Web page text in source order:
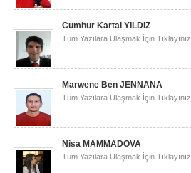
Cumhur Kartal YILDIZ
Tüm Yazılara Ulaşmak İçin Tıklayınız.
Marwene Ben JENNANA
Tüm Yazılara Ulaşmak İçin Tıklayınız.
Nisa MAMMADOVA
Tüm Yazılara Ulaşmak İçin Tıklayınız.